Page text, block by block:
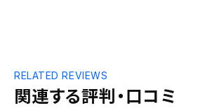
関連する評判・口コミ
RELATED REVIEWS